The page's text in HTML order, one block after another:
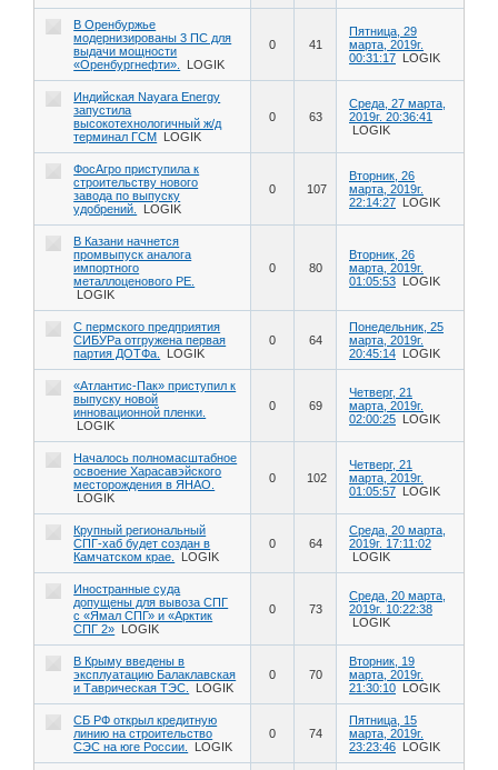
В Оренбуржье
модернизированы 3 ПС для
выдачи мощности
«Оренбургнефти».
LOGIK
0 41
Пятница, 29
марта, 2019г.
00:31:17 LOGIK
Индийская Nayara Energy
запустила
высокотехнологичный ж/д
терминал ГСМ LOGIK
0 63
Среда, 27 марта,
2019г. 20:36:41
LOGIK
ФосАгро приступила к
строительству нового
завода по выпуску
удобрений.
LOGIK
0 107
Вторник, 26
марта, 2019г.
22:14:27 LOGIK
В Казани начнется
промвыпуск аналога
импортного
металлоценового PE.
LOGIK
0 80
Вторник, 26
марта, 2019г.
01:05:53 LOGIK
С пермского предприятия
СИБУРа отгружена первая
партия ДОТФа.
LOGIK
0 64
Понедельник, 25
марта, 2019г.
20:45:14 LOGIK
«Атлантис-Пак» приступил к
выпуску новой
инновационной пленки.
LOGIK
0 69
Четверг, 21
марта, 2019г.
02:00:25 LOGIK
Началось полномасштабное
освоение Харасавэйского
месторождения в ЯНАО.
LOGIK
0 102
Четверг, 21
марта, 2019г.
01:05:57 LOGIK
Крупный региональный
СПГ-хаб будет создан в
Камчатском крае.
LOGIK
0 64
Среда, 20 марта,
2019г. 17:11:02
LOGIK
Иностранные суда
допущены для вывоза СПГ
с «Ямал СПГ» и «Арктик
СПГ 2» LOGIK
0 73
Среда, 20 марта,
2019г. 10:22:38
LOGIK
В Крыму введены в
эксплуатацию Балаклавская
и Таврическая ТЭС.
LOGIK
0 70
Вторник, 19
марта, 2019г.
21:30:10 LOGIK
СБ РФ открыл кредитную
линию на строительство
СЭС на юге России.
LOGIK
0 74
Пятница, 15
марта, 2019г.
23:23:46 LOGIK